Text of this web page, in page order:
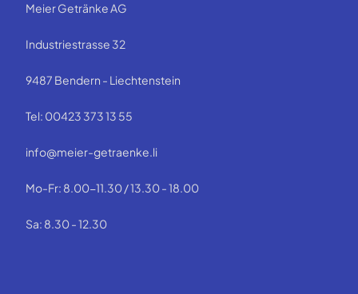
Meier Getränke AG
Industriestrasse 32
9487 Bendern - Liechtenstein
Tel: 00423 373 13 55
info@meier-getraenke.li
Mo-Fr: 8.00-11.30 / 13.30 - 18.00
Sa: 8.30 - 12.30